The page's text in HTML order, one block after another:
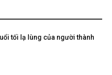
tối lạ lùng của người thành